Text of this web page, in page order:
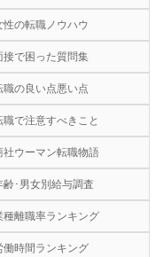
性の転職ノウハウ
接で困った質問集
職の良い点悪い点
職で注意すべきこと
社ウーマン転職物語
齢･男女別給与調査
種離職率ランキング
働時間ランキング